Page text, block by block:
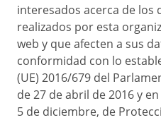
interesados acerca de
realizados por esta
web y que afecten a sus
conformidad con lo
(UE) 2016/679 del
de 27 de abril de 2016 y
5 de diciembre, de